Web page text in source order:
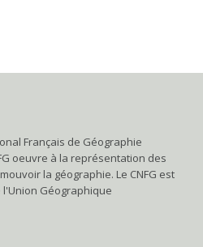
Français de Géographie
oeuvre à la représentation des
la géographie. Le CNFG est
Géographique